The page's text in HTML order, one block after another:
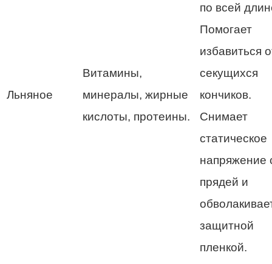
Льняное
Витамины,
минералы, жирные
кислоты, протеины.
по всей
Помогает
избавиться
секущихся
кончиков.
Снимает
статическое
напряжение
прядей и
защитной
пленкой.